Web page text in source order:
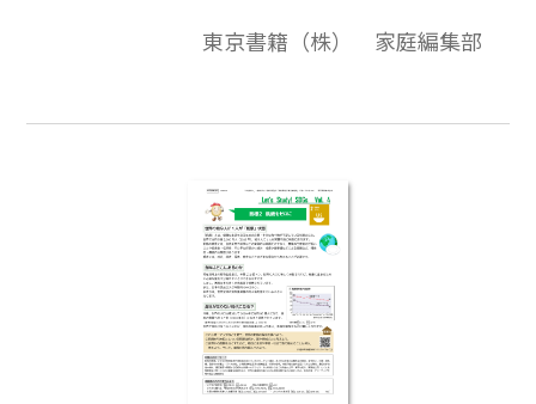
ん。そのため，予防や適切な治療で防げる
を落としています。一方，先進国でも，栄養
煙，薬物乱用，ストレスなど，さまざまな
健康問題があります。
東京書籍（株） 家庭編集部